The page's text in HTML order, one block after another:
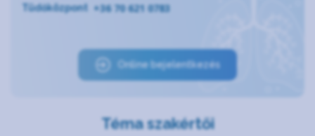
Tüdőközpont +36 70 621 0783
Online bejelentkezés
Téma szakértői